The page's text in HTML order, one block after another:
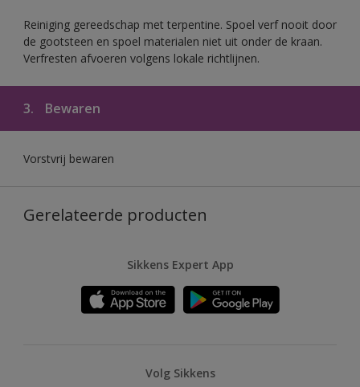
Reiniging gereedschap met terpentine. Spoel verf nooit door
de gootsteen en spoel materialen niet uit onder de kraan.
Verfresten afvoeren volgens lokale richtlijnen.
3. Bewaren
Vorstvrij bewaren
Gerelateerde producten
Sikkens Expert App
Volg Sikkens